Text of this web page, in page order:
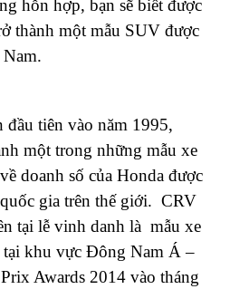
hỗn hợp, bạn sẽ biết được
thành một mẫu SUV được
đầu tiên vào năm 1995,
một trong những mẫu xe
doanh số của Honda được
gia trên thế giới. CRV
tại lễ vinh danh là mẫu xe
tại khu vực Đông Nam Á –
Awards 2014 vào tháng